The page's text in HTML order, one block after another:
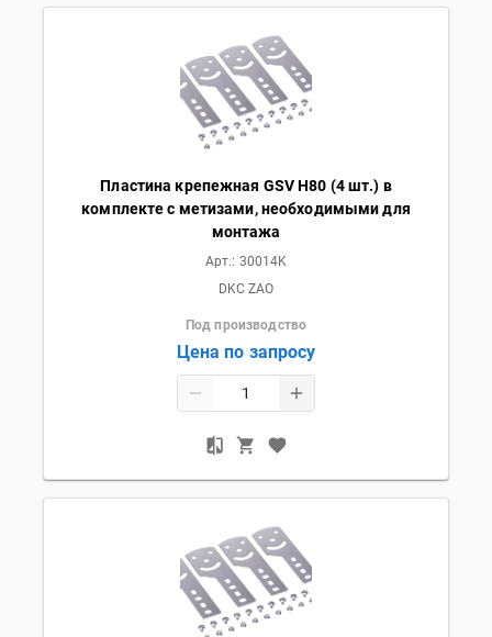
Пластина крепежная GSV H80 (4 шт.) в
комплекте с метизами, необходимыми для
монтажа
Арт.: 30014K
DKC ZAO
Под производство
Цена по запросу